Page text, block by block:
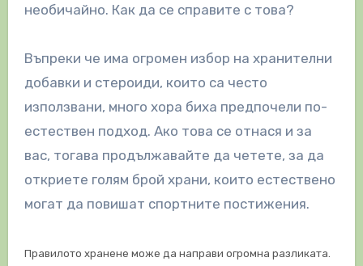
необичайно. Как да се справите с това?
Въпреки че има огромен избор на хранителни
добавки и стероиди, които са често
използвани, много хора биха предпочели по-
естествен подход. Ако това се отнася и за
вас, тогава продължавайте да четете, за да
откриете голям брой храни, които естествено
могат да повишат спортните постижения.
Правилото хранене може да направи огромна разликата.